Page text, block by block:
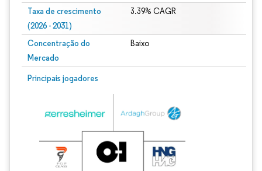
Taxa de crescimento
(2026 - 2031)
3.39% CAGR
Concentração do
Mercado
Baixo
Principais jogadores
Imagem © Mordor Intelligence. O reuso requer atribuição conforme CC BY 4.0.